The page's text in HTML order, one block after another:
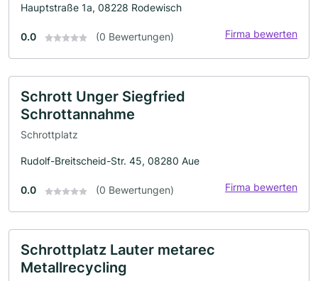
Hauptstraße 1a, 08228 Rodewisch
0.0 (0 Bewertungen) Firma bewerten
Schrott Unger Siegfried
Schrottannahme
Schrottplatz
Rudolf-Breitscheid-Str. 45, 08280 Aue
0.0 (0 Bewertungen) Firma bewerten
Schrottplatz Lauter metarec
Metallrecycling